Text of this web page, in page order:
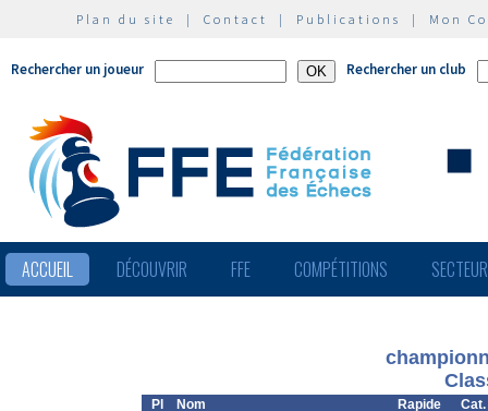
Plan du site | Contact | Publications | Mon
Rechercher un joueur Rechercher un club
ACCUEIL DÉCOUVRIR FFE COMPÉTITIONS
Pl Nom Rapide
Cat.